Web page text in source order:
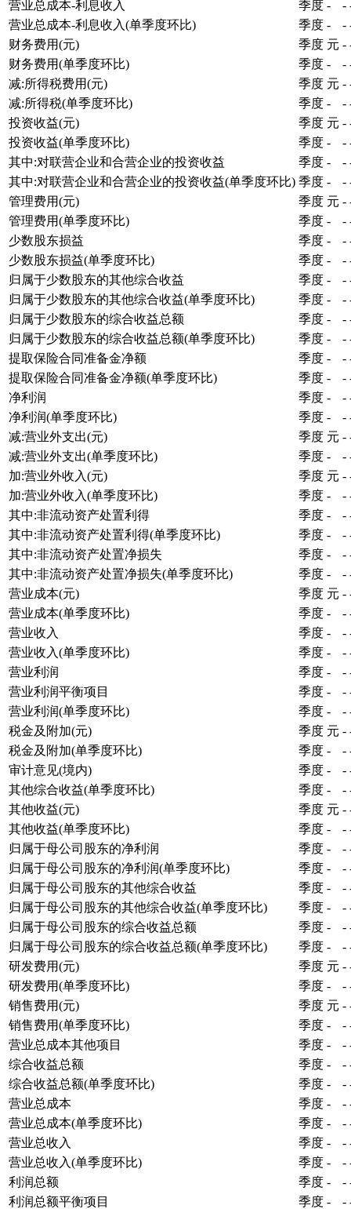
营业总成本-利息收入 季度 - -
营业总成本-利息收入(单季度环比)
季度 - -
财务费用(元)
季度 元 -
财务费用(单季度环比)
季度 - -
减:所得税费用(元)
季度 元 -
减:所得税(单季度环比)
季度 - -
投资收益(元)
季度 元 -
投资收益(单季度环比)
季度 - -
其中:对联营企业和合营企业的投资收益
季度 - -
其中:对联营企业和合营企业的投资收益(单季度环比) 季度 - -
管理费用(元)
季度 元 -
管理费用(单季度环比)
季度 - -
少数股东损益
季度 - -
少数股东损益(单季度环比)
季度 - -
归属于少数股东的其他综合收益
季度 - -
归属于少数股东的其他综合收益(单季度环比)
季度 - -
归属于少数股东的综合收益总额
季度 - -
归属于少数股东的综合收益总额(单季度环比)
季度 - -
提取保险合同准备金净额
季度 - -
提取保险合同准备金净额(单季度环比)
季度 - -
净利润
季度 - -
净利润(单季度环比)
季度 - -
减:营业外支出(元)
季度 元 -
减:营业外支出(单季度环比)
季度 - -
加:营业外收入(元)
季度 元 -
加:营业外收入(单季度环比)
季度 - -
其中:非流动资产处置利得
季度 - -
其中:非流动资产处置利得(单季度环比)
季度 - -
其中:非流动资产处置净损失
季度 - -
其中:非流动资产处置净损失(单季度环比)
季度 - -
营业成本(元)
季度 元 -
营业成本(单季度环比)
季度 - -
营业收入
季度 - -
营业收入(单季度环比)
季度 - -
营业利润
季度 - -
营业利润平衡项目
季度 - -
营业利润(单季度环比)
季度 - -
税金及附加(元)
季度 元 -
税金及附加(单季度环比)
季度 - -
审计意见(境内)
季度 - -
其他综合收益(单季度环比)
季度 - -
其他收益(元)
季度 元 -
其他收益(单季度环比)
季度 - -
归属于母公司股东的净利润
季度 - -
归属于母公司股东的净利润(单季度环比)
季度 - -
归属于母公司股东的其他综合收益
季度 - -
归属于母公司股东的其他综合收益(单季度环比)
季度 - -
归属于母公司股东的综合收益总额
季度 - -
归属于母公司股东的综合收益总额(单季度环比)
季度 - -
研发费用(元)
季度 元 -
研发费用(单季度环比)
季度 - -
销售费用(元)
季度 元 -
销售费用(单季度环比)
季度 - -
营业总成本其他项目
季度 - -
综合收益总额
季度 - -
综合收益总额(单季度环比)
季度 - -
营业总成本
季度 - -
营业总成本(单季度环比)
季度 - -
营业总收入
季度 - -
营业总收入(单季度环比)
季度 - -
利润总额
季度 - -
利润总额平衡项目
季度 - -